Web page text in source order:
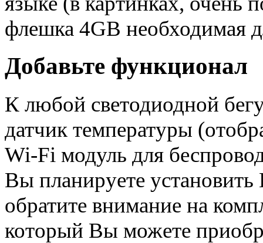
флешка 4GB необходимая
Добавьте функционал
К любой светодиодной
датчик температуры
Wi-Fi модуль для
Вы планируете
обратите внимание на
который Вы можете